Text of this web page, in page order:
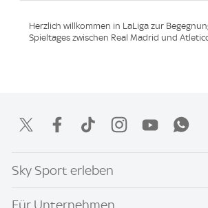
Herzlich willkommen in LaLiga zur
Spieltages zwischen Real Madrid und
Sky Sport erleben